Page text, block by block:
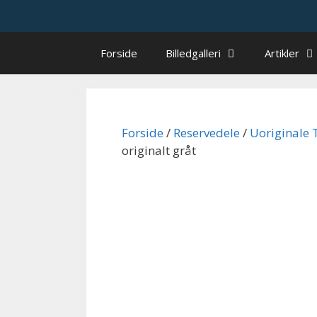
Forside Billedgalleri Artikler
Forside/ Reservedele/ Uoriginale
originalt gråt